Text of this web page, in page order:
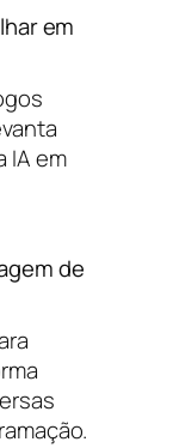
em
IA em
de